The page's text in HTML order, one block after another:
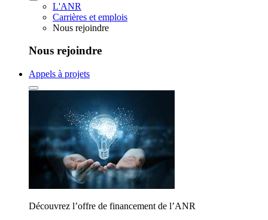
L'ANR
Carrières et emplois
Nous rejoindre
Nous rejoindre
Appels à projets
Découvrez l’offre de financement de l’ANR